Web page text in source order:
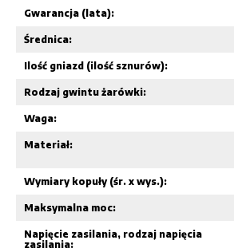
Gwarancja (lata):
Średnica:
Ilość gniazd (ilość sznurów):
Rodzaj gwintu żarówki:
Waga:
Materiał:
Wymiary kopuły (śr. x wys.):
Maksymalna moc:
Napięcie zasilania, rodzaj napięcia
zasilania: